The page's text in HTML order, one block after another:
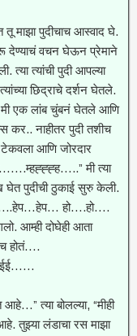
माझा पुदीचाच आस्वाद घे.
देण्याचं वचन घेऊन प्रेमाने
त्या त्यांची पुदी आपल्या
छिद्राचे दर्शन घेतले.
मी एक लांब चुंबनं घेतले आणि
कर.. नाहीतर पुदी तशीच
टेकवला आणि जोरदार
मी त्या
घेत पुदीची ठुकाई सुरु केली.
हो….हो….
आम्ही दोघेही आता
होतं….
त्या बोलल्या, “मीही
तुझ्या लंडाचा रस माझा